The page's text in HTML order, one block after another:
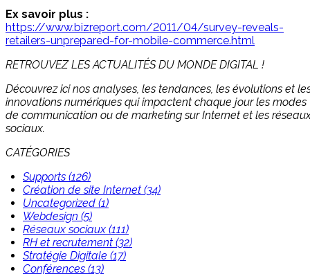
Ex savoir plus :
https://www.bizreport.com/2011/04/survey-reveals-
retailers-unprepared-for-mobile-commerce.html
RETROUVEZ LES ACTUALITÉS DU MONDE DIGITAL !
Découvrez ici nos analyses, les tendances, les évolutions et
innovations numériques qui impactent chaque jour les modes
de communication ou de marketing sur Internet et les
sociaux.
CATÉGORIES
Supports (126)
Création de site Internet (34)
Uncategorized (1)
Webdesign (5)
Réseaux sociaux (111)
RH et recrutement (32)
Stratégie Digitale (17)
Conférences (13)